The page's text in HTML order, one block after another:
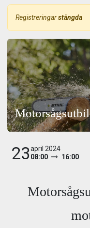
Registreringarstängda
23april 2024
08:00
16:00